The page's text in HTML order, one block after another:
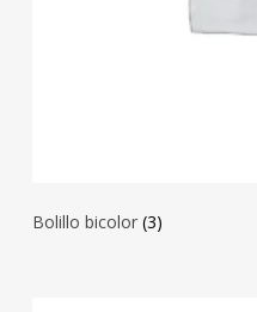
Bolillo bicolor (3)